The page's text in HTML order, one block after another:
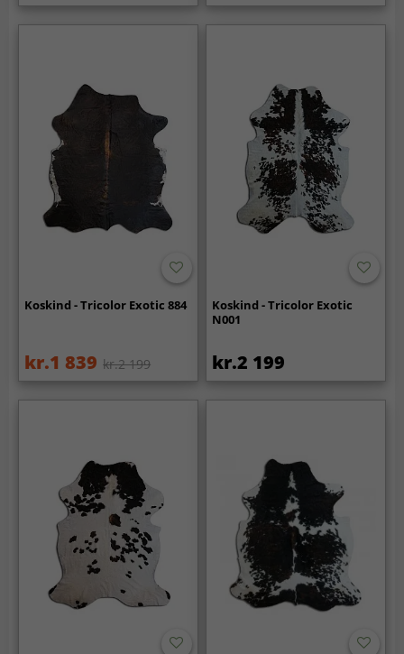
Koskind - Tricolor Exotic 884
kr.1 839 kr.2 199
Koskind - Tricolor Exotic
N001
kr.2 199